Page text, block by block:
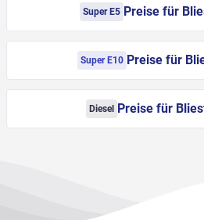
Super E5 Preise für
Super E10 Preise für
Diesel Preise für